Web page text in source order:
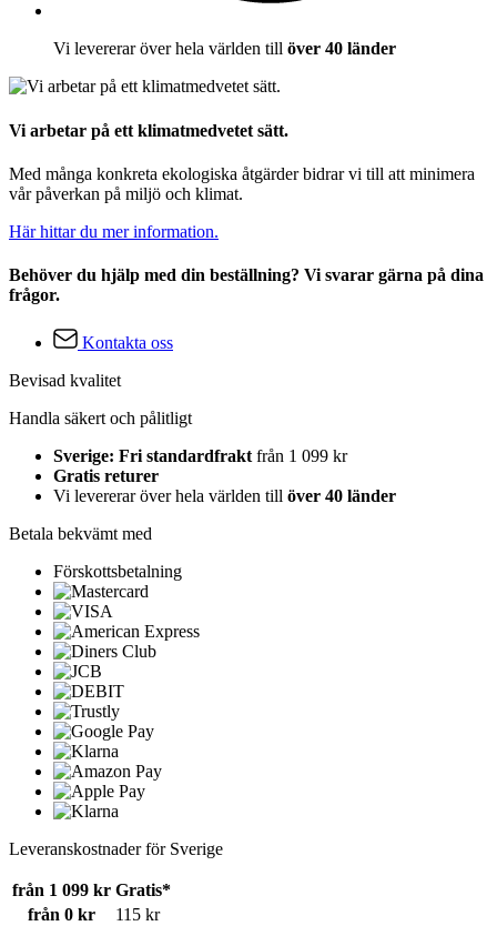
Vi levererar över hela världen till över 40 länder
Vi arbetar på ett klimatmedvetet sätt.
Med många konkreta ekologiska åtgärder bidrar vi till att minimera
vår påverkan på miljö och klimat.
Här hittar du mer information.
Behöver du hjälp med din beställning? Vi svarar gärna på dina
frågor.
Kontakta oss
Bevisad kvalitet
Handla säkert och pålitligt
Sverige: Fri standardfraktfrån 1 099 kr
Gratis returer
Vi levererar över hela världen till över 40 länder
Betala bekvämt med
Förskottsbetalning
Leveranskostnader för Sverige
från 1 099 kr Gratis*
från 0 kr
115 kr